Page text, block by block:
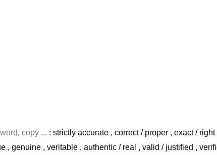
copy ... : strictly accurate , correct / proper , exact /
, genuine , veritable , authentic / real , valid / justified ,